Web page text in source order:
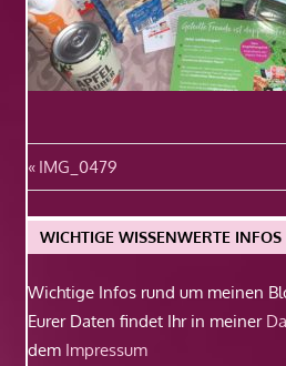
Beitragsnavigation
Vorheriger
Beitrag:
IMG_0479
WICHTIGE WISSENWERTE INFOS
Wichtige Infos rund um meinen
Eurer Daten findet Ihr in meiner
dem Impressum